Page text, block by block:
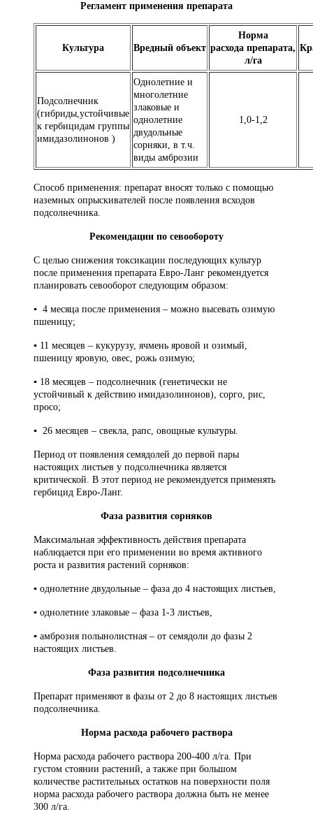
Регламент применения препарата
Культура Вредный объект
Норма
расхода препарата,
л/га
Подсолнечник
(гибриды,устойчивые
к гербицидам группы
имидазолинонов )
Однолетние и
многолетние
злаковые и
однолетние
двудольные
сорняки, в т.ч.
виды амброзии
1,0-1,2
Способ применения: препарат вносят только с помощью
наземных опрыскивателей после появления всходов
подсолнечника.
Рекомендации по севообороту
С целью снижения токсикации последующих культур
после применения препарата Евро-Ланг рекомендуется
планировать севооборот следующим образом:
▪ 4 месяца после применения – можно высевать озимую
пшеницу;
▪ 11 месяцев – кукурузу, ячмень яровой и озимый,
пшеницу яровую, овес, рожь озимую;
▪ 18 месяцев – подсолнечник (генетически не
устойчивый к действию имидазолинонов), сорго, рис,
просо;
▪ 26 месяцев – свекла, рапс, овощные культуры.
Период от появления семядолей до первой пары
настоящих листьев у подсолнечника является
критической. В этот период не рекомендуется применять
гербицид Евро-Ланг.
Фаза развития сорняков
Максимальная эффективность действия препарата
наблюдается при его применении во время активного
роста и развития растений сорняков:
▪ однолетние двудольные – фаза до 4 настоящих листьев,
▪ однолетние злаковые – фаза 1-3 листьев,
▪ амброзия полынолистная – от семядоли до фазы 2
настоящих листьев.
Фаза развития подсолнечника
Препарат применяют в фазы от 2 до 8 настоящих листьев
подсолнечника.
Норма расхода рабочего раствора
Норма расхода рабочего раствора 200-400 л/га. При
густом стоянии растений, а также при большом
количестве растительных остатков на поверхности поля
норма расхода рабочего раствора должна быть не менее
300 л/га.